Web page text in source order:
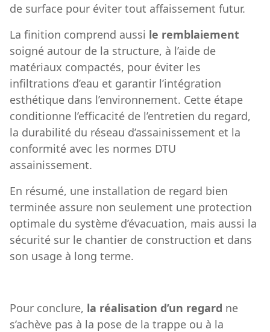
de surface pour éviter tout affaissement futur.
La finition comprend aussi le remblaiement
soigné autour de la structure, à l’aide de
matériaux compactés, pour éviter les
infiltrations d’eau et garantir l’intégration
esthétique dans l’environnement. Cette étape
conditionne l’efficacité de l’entretien du regard,
la durabilité du réseau d’assainissement et la
conformité avec les normes DTU
assainissement.
En résumé, une installation de regard bien
terminée assure non seulement une protection
optimale du système d’évacuation, mais aussi la
sécurité sur le chantier de construction et dans
son usage à long terme.
Pour conclure, la réalisation d’un regard ne
s’achève pas à la pose de la trappe ou à la